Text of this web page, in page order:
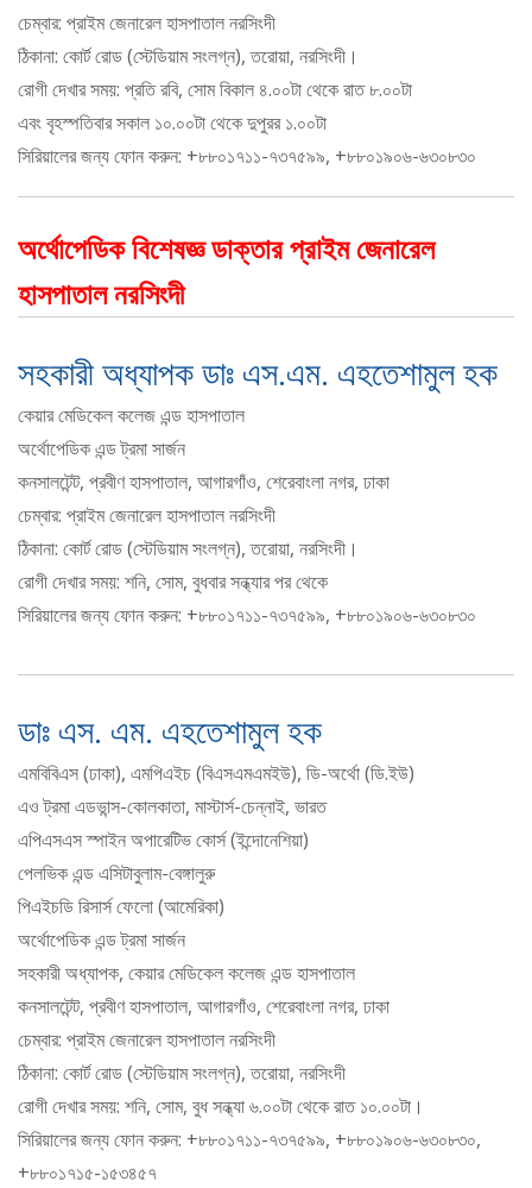
চেম্বার: প্রাইম জেনারেল হাসপাতাল নরসিংদী
ঠিকানা: কোর্ট রোড (স্টেডিয়াম সংলগ্ন), তরোয়া, নরসিংদী।
রোগী দেখার সময়: প্রতি রবি, সোম বিকাল ৪.০০টা থেকে রাত ৮.০০টা
এবং বৃহস্পতিবার সকাল ১০.০০টা থেকে ‍দুপুরর ১.০০টা
সিরিয়ালের জন্য ফোন করুন: +৮৮০১৭১১-৭৩৭৫৯৯, +৮৮০১৯০৬-৬৩০৮৩০
অর্থোপেডিক বিশেষজ্ঞ ডাক্তার প্রাইম জেনারেল
হাসপাতাল নরসিংদী
সহকারী অধ্যাপক ডাঃ এস.এম. এহতেশামুল হক
কেয়ার মেডিকেল কলেজ এন্ড হাসপাতাল
অর্থোপেডিক এন্ড ট্রমা সার্জন
কনসালটেন্ট, প্রবীণ হাসপাতাল, আগারগাঁও, শেরেবাংলা নগর, ঢাকা
চেম্বার: প্রাইম জেনারেল হাসপাতাল নরসিংদী
ঠিকানা: কোর্ট রোড (স্টেডিয়াম সংলগ্ন), তরোয়া, নরসিংদী।
রোগী দেখার সময়: শনি, সোম, বুধবার সন্ধ্যার পর থেকে
সিরিয়ালের জন্য ফোন করুন: +৮৮০১৭১১-৭৩৭৫৯৯, +৮৮০১৯০৬-৬৩০৮৩০
ডাঃ এস. এম. এহতেশামুল হক
এমবিবিএস (ঢাকা), এমপিএইচ (বিএসএমএমইউ), ডি-অর্থো (ডি.ইউ)
এও ট্রমা এডভান্স-কোলকাতা, মাস্টার্স-চেন্নাই, ভারত
এপিএসএস স্পাইন অপারেটিভ কোর্স (ইন্দোনেশিয়া)
পেলভিক এন্ড এসিটাবুলাম-বেঙ্গালুরু
পিএইচডি রিসার্স ফেলো (আমেরিকা)
অর্থোপেডিক এন্ড ট্রমা সার্জন
সহকারী অধ্যাপক, কেয়ার মেডিকেল কলেজ এন্ড হাসপাতাল
কনসালটেন্ট, প্রবীণ হাসপাতাল, আগারগাঁও, শেরেবাংলা নগর, ঢাকা
চেম্বার: প্রাইম জেনারেল হাসপাতাল নরসিংদী
ঠিকানা: কোর্ট রোড (স্টেডিয়াম সংলগ্ন), তরোয়া, নরসিংদী
রোগী দেখার সময়: শনি, সোম, বুধ সন্ধ্যা ৬.০০টা থেকে রাত ১০.০০টা।
সিরিয়ালের জন্য ফোন করুন: +৮৮০১৭১১-৭৩৭৫৯৯, +৮৮০১৯০৬-৬৩০৮৩০,
+৮৮০১৭১৫-১৫৩৪৫৭